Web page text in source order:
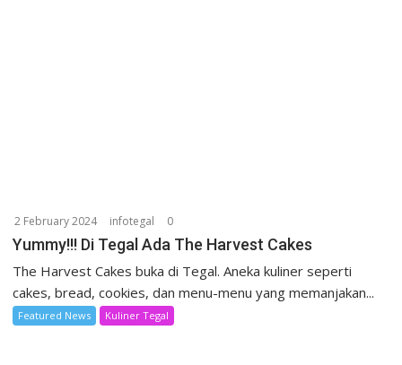
2 February 2024 infotegal 0
Yummy!!! Di Tegal Ada The Harvest Cakes
The Harvest Cakes buka di Tegal. Aneka kuliner seperti
cakes, bread, cookies, dan menu-menu yang memanjakan...
Featured News Kuliner Tegal